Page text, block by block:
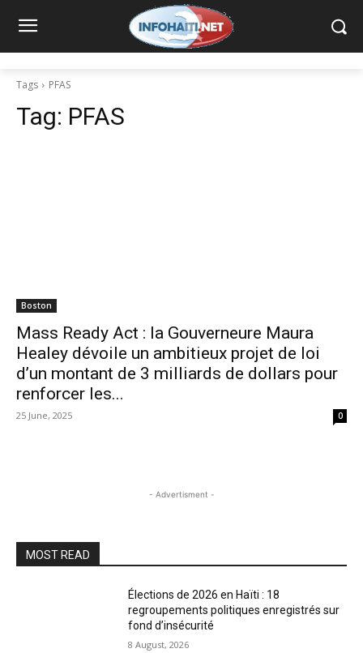
Tags PFAS
Tag: PFAS
Boston
Mass Ready Act : la Gouverneure Maura
Healey dévoile un ambitieux projet de loi
d’un montant de 3 milliards de dollars pour
renforcer les...
25 June, 2025 0
- Advertisment -
MOST READ
Élections de 2026 en Haïti : 18
regroupements politiques enregistrés sur
fond d’insécurité
8 August, 2026